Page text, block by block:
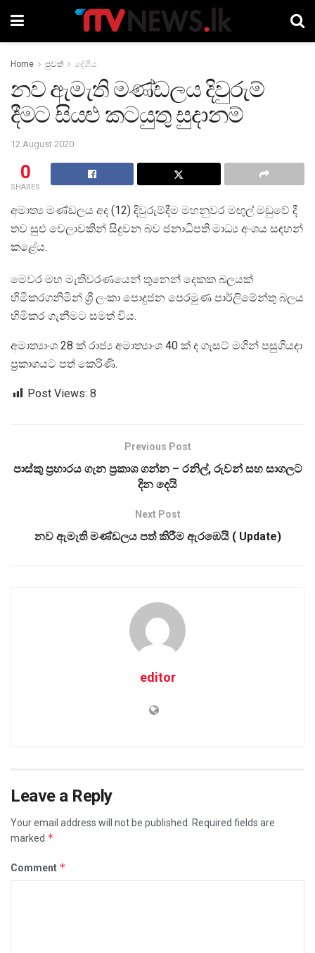
Home පුවත් දේශීය
නව ඇමැති මණ්ඩලය දිවුරුම්
දීමට සියළු කටයුතු සුදානම්
12 August 2020
0
SHARES
අමාත්‍ය මණ්ඩලය අද (12) දිවුරුම්දීම මහනුවර මඟුල් මඩුවේ දී
තව සුළු වෙලාවකින් සිදුවන බව ජනාධිපති මාධ්‍ය අංශය සඳහන්
කළේය.
මෙවර මහ මැතිවරණයෙන් තුනෙන් දෙකක බලයක්
හිමිකරගනිමින් ශ්‍රී ලංකා පොදුජන පෙරමුණ පාර්ලිමේන්තු බලය
හිමිකර ගැනීමට සමත් විය.
අමාත්‍යාංශ 28 ක් රාජ්‍ය අමාත්‍යාංශ 40 ක් ද ගැසට් මගින් පසුගියදා
ප්‍රකාශයට පත් කෙරිණි.
Post Views: 8
Previous Post
පාස්කු ප්‍රහාරය ගැන ප්‍රකාශ ගන්න – රනිල්, රුවන් සහ සාගලට
දින දෙයි
Next Post
නව ඇමැති මණ්ඩලය පත් කිරීම ඇරඹෙයි ( Update)
editor
Leave a Reply
Your email address will not be published.
Required fields are
marked *
Comment *